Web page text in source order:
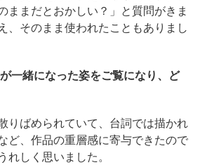
ままだとおかしい？」と質問がきま
、そのまま使われたこともありまし
一緒になった姿をご覧になり、ど
りばめられていて、台詞では描かれ
ど、作品の重層感に寄与できたので
しく思いました。